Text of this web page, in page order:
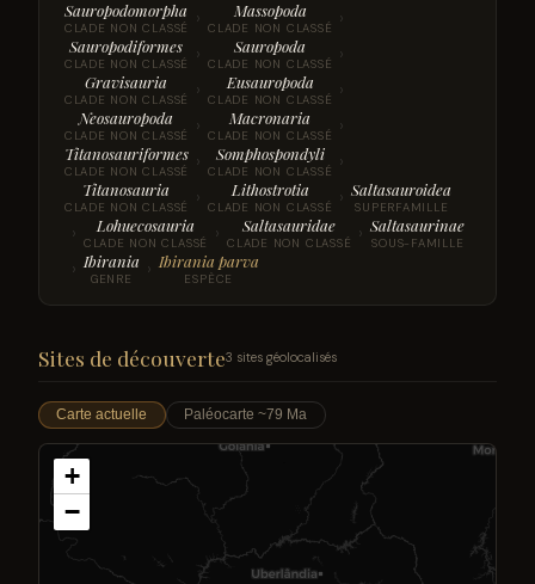
Sauropodomorpha
CLADE NON CLASSÉ › Massopoda
CLADE NON CLASSÉ ›
Sauropodiformes
CLADE NON CLASSÉ › Sauropoda
CLADE NON CLASSÉ ›
Gravisauria
CLADE NON CLASSÉ › Eusauropoda
CLADE NON CLASSÉ ›
Neosauropoda
CLADE NON CLASSÉ › Macronaria
CLADE NON CLASSÉ ›
Titanosauriformes
CLADE NON CLASSÉ › Somphospondyli
CLADE NON CLASSÉ ›
Titanosauria
CLADE NON CLASSÉ › Lithostrotia
CLADE NON CLASSÉ › Saltasauroidea
SUPERFAMILLE
› Lohuecosauria
CLADE NON CLASSÉ › Saltasauridae
CLADE NON CLASSÉ › Saltasaurinae
SOUS-FAMILLE
› Ibirania
GENRE › Ibirania parva
ESPÈCE
Sites de découverte3 sites géolocalisés
Carte actuelle Paléocarte ~79 Ma
+
−